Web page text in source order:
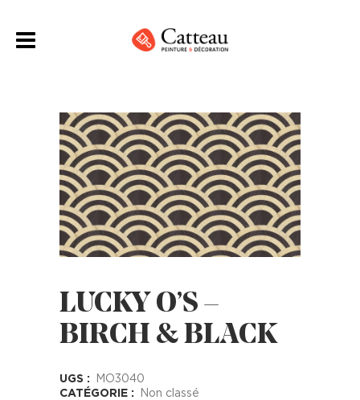
LUCKY O’S –
BIRCH & BLACK
UGS :
MO3040
CATÉGORIE :
Non classé